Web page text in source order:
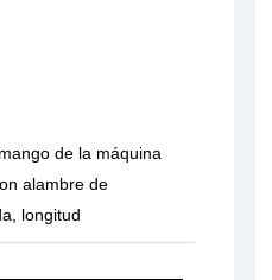
de la máquina
alambre de
longitud